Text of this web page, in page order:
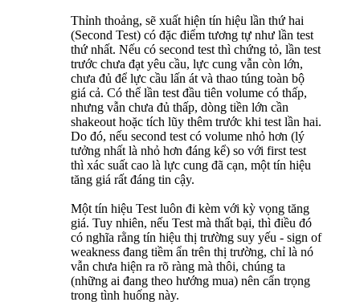
Thỉnh thoảng, sẽ xuất hiện tín hiệu lần thứ hai
(Second Test) có đặc điểm tương tự như lần test
thứ nhất. Nếu có second test thì chứng tỏ, lần test
trước chưa đạt yêu cầu, lực cung vẫn còn lớn,
chưa đủ để lực cầu lấn át và thao túng toàn bộ
giá cả. Có thể lần test đầu tiên volume có thấp,
nhưng vẫn chưa đủ thấp, dòng tiền lớn cần
shakeout hoặc tích lũy thêm trước khi test lần hai.
Do đó, nếu second test có volume nhỏ hơn (lý
tưởng nhất là nhỏ hơn đáng kể) so với first test
thì xác suất cao là lực cung đã cạn, một tín hiệu
tăng giá rất đáng tin cậy.
Một tín hiệu Test luôn đi kèm với kỳ vọng tăng
giá. Tuy nhiên, nếu Test mà thất bại, thì điều đó
có nghĩa rằng tín hiệu thị trường suy yếu - sign of
weakness đang tiềm ẩn trên thị trường, chỉ là nó
vẫn chưa hiện ra rõ ràng mà thôi, chúng ta
(những ai đang theo hướng mua) nên cẩn trọng
trong tình huống này.